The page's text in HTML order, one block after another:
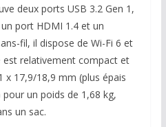
deux ports USB 3.2 Gen 1,
port HDMI 1.4 et un
fil, il dispose de Wi-Fi 6 et
est relativement compact et
x 17,9/18,9 mm (plus épais
un poids de 1,68 kg,
un sac.